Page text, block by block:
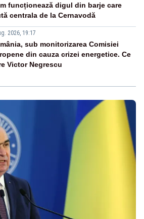
funcționează digul din barje care
centrala de la Cernavodă
2026, 19:17
sub monitorizarea Comisiei
din cauza crizei energetice. Ce
Victor Negrescu